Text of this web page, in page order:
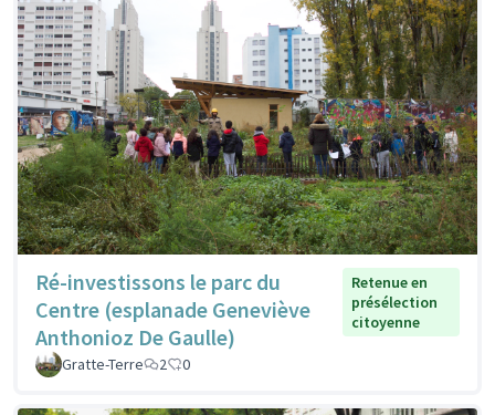
Ré-investissons le parc du
Centre (esplanade Geneviève
Anthonioz De Gaulle)
Retenue en
présélection
citoyenne
Gratte-Terre 2 0